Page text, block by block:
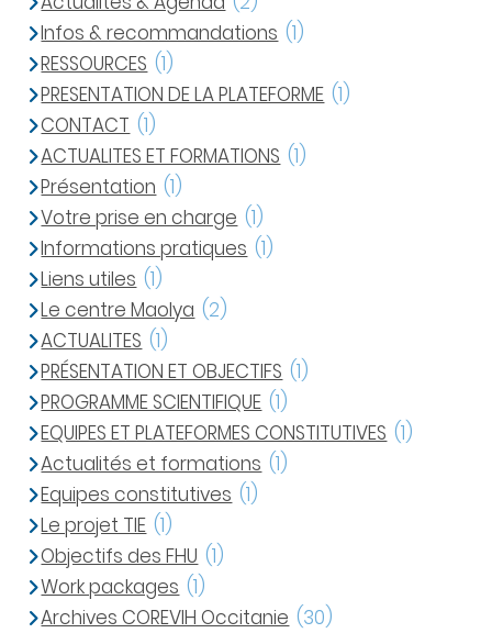
Infos & recommandations (1)
RESSOURCES (1)
PRESENTATION DE LA PLATEFORME (1)
CONTACT (1)
ACTUALITES ET FORMATIONS (1)
Présentation (1)
Votre prise en charge (1)
Informations pratiques (1)
Liens utiles (1)
Le centre Maolya (2)
ACTUALITES (1)
PRÉSENTATION ET OBJECTIFS (1)
PROGRAMME SCIENTIFIQUE (1)
EQUIPES ET PLATEFORMES CONSTITUTIVES (1)
Actualités et formations (1)
Equipes constitutives (1)
Le projet TIE (1)
Objectifs des FHU (1)
Work packages (1)
Archives COREVIH Occitanie (30)